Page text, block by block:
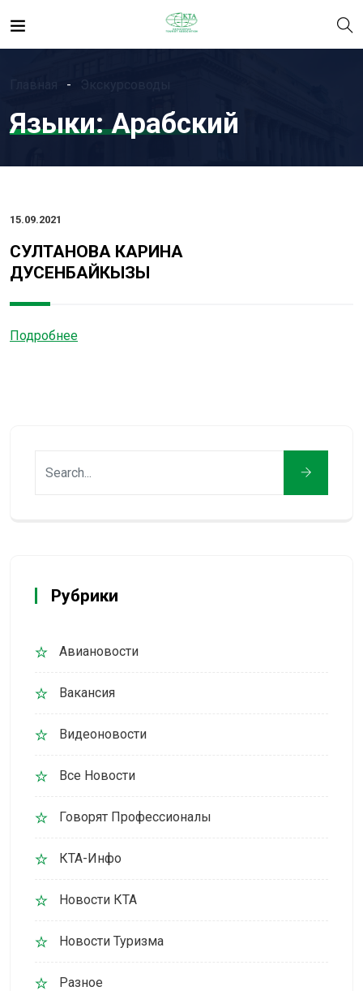
Языки:Арабский
15.09.2021
СУЛТАНОВА КАРИНА
ДУСЕНБАЙКЫЗЫ
Подробнее
Рубрики
Авиановости
Вакансия
Видеоновости
Все Новости
Говорят Профессионалы
КТА-Инфо
Новости КТА
Новости Туризма
Разное